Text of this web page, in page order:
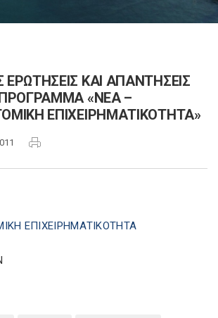
ΕΡΩΤΗΣΕΙΣ ΚΑΙ ΑΠΑΝΤΗΣΕΙΣ
«ΝΕΑ –
ΕΠΙΧΕΙΡΗΜΑΤΙΚΟΤΗΤΑ»
ΕΠΙΧΕΙΡΗΜΑΤΙΚΟΤΗΤΑ